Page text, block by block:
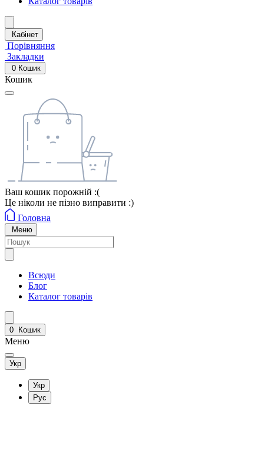
Кабінет
Порівняння
Закладки
0 Кошик
Кошик
Ваш кошик порожній :(
Це ніколи не пізно виправити :)
Головна
Меню
Всюди
Блог
Каталог товарів
0 Кошик
Меню
Укр
Укр
Рус